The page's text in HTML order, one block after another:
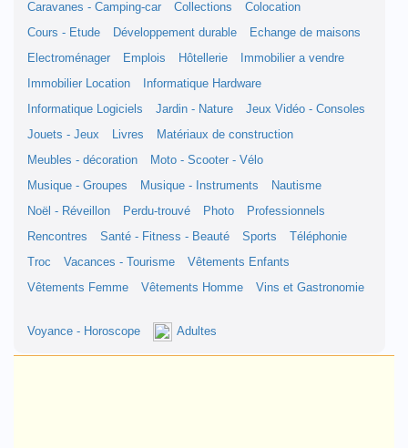
Caravanes - Camping-car
Collections
Colocation
Cours - Etude
Développement durable
Echange de maisons
Electroménager
Emplois Hôtellerie
Immobilier a vendre
Immobilier Location
Informatique Hardware
Informatique Logiciels
Jardin - Nature
Jeux Vidéo - Consoles
Jouets - Jeux
Livres
Matériaux de construction
Meubles - décoration
Moto - Scooter - Vélo
Musique - Groupes
Musique - Instruments
Nautisme
Noël - Réveillon
Perdu-trouvé Photo
Professionnels
Rencontres
Santé - Fitness - Beauté Sports
Téléphonie
Troc
Vacances - Tourisme
Vêtements Enfants
Vêtements Femme
Vêtements Homme Vins et Gastronomie
Voyance - Horoscope Adultes